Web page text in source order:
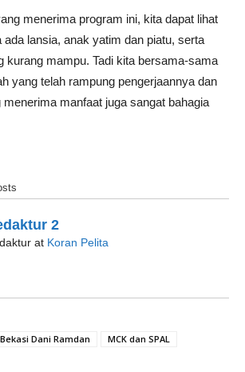
menerima program ini, kita dapat lihat
ada lansia, anak yatim dan piatu, serta
kurang mampu. Tadi kita bersama-sama
yang telah rampung pengerjaannya dan
manfaat juga sangat bahagia
2
at Koran Pelita
Dani Ramdan
MCK dan SPAL